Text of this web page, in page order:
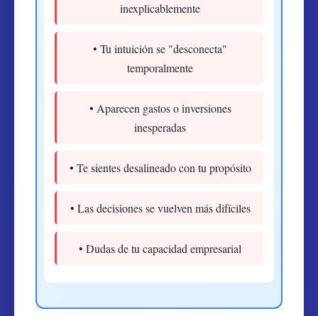
inexplicablemente
• Tu intuición se "desconecta"
temporalmente
• Aparecen gastos o inversiones
inesperadas
• Te sientes desalineado con tu propósito
• Las decisiones se vuelven más difíciles
• Dudas de tu capacidad empresarial